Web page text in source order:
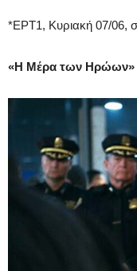
*ΕΡΤ1, Κυριακή 07/06,
«Η Μέρα των Ηρώων»